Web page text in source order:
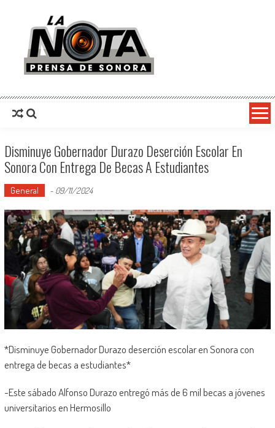
La Nota Prensa De Sonora
Disminuye Gobernador Durazo Deserción Escolar En
Sonora Con Entrega De Becas A Estudiantes
General - 09/11/2024
*Disminuye Gobernador Durazo deserción escolar en Sonora con
entrega de becas a estudiantes*
-Este sábado Alfonso Durazo entregó más de 6 mil becas a jóvenes
universitarios en Hermosillo